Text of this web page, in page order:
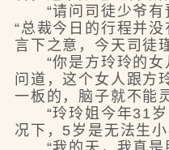
“请问司徒少爷有
“总裁今日的行程并
言下之意，今天司徒
“你是方玲玲的女
问道，这个女人跟方
一板的，脑子就不能
“玲玲姐今年31岁
况下，5岁是无法生小